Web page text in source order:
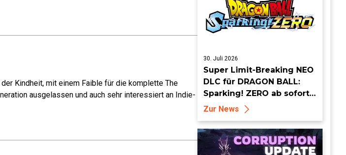
Kindheit, mit einem Faible für die komplette The
ausgelassen und auch sehr interessiert an Indie-
30. Juli 2026
Super Limit-Breaking NEO
DLC für DRAGON BALL:
Sparking! ZERO ab sofort
erhältlich
Zur News